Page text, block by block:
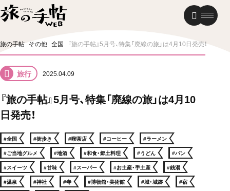
旅の手帖 その他 全国 『旅の手帖』5月号、特集「廃線の旅」は4月10日発売！
旅行 2025.04.09
『旅の手帖』5月号、特集「廃線の旅」は4月10
日発売！
#全国 #街歩き #喫茶店 #コーヒー
#ラーメン
#ご当地グルメ
#地酒 #和食・郷土料理 #うどん
#パン
#スイーツ
#甘味 #スーパー #お土産・手土産
#銭湯
#温泉
#神社 #寺 #博物館・美術館 #城・城跡
#宿
温泉
グルメ
街歩き
ニュース
新着記事